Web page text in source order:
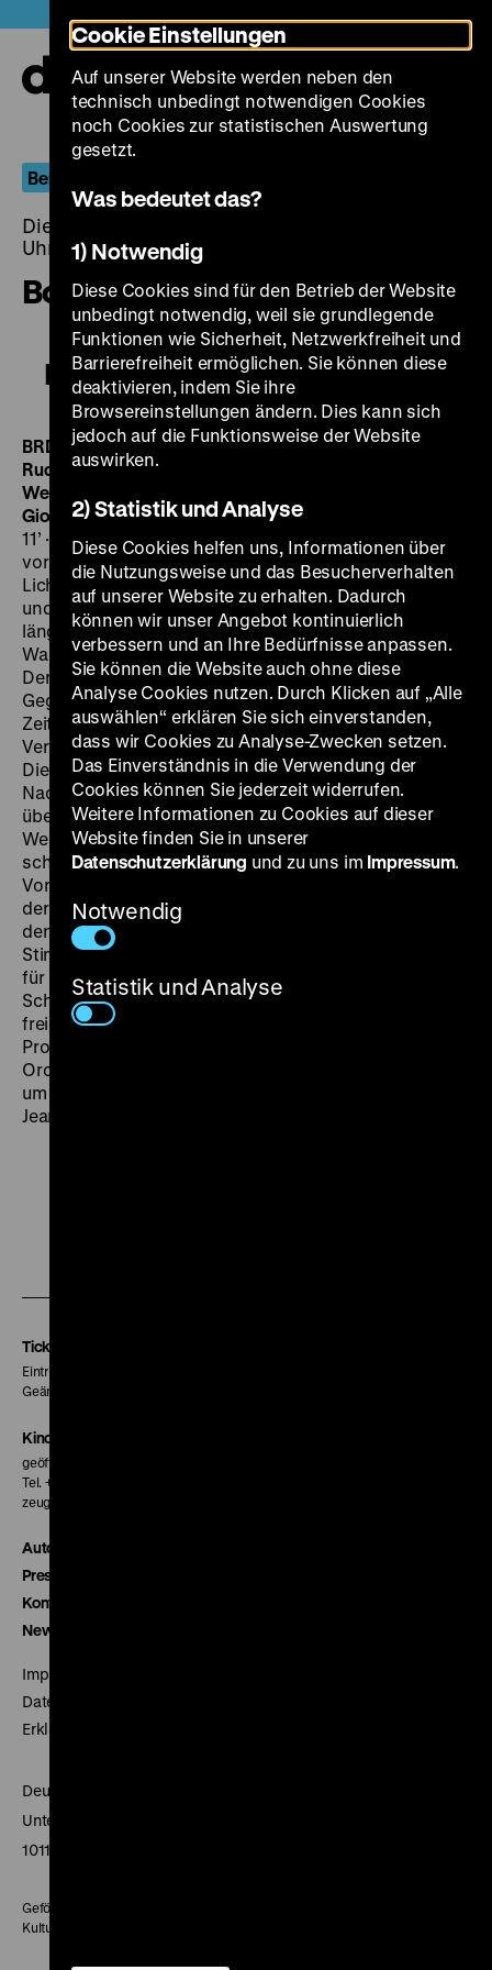
zum
Seiteninhalt
springen
Berlin.Dokument
Dienstag, 02. September 2014, 20.00 - 00.00
Uhr
Botschafter der Musik
Botschafter der Musik
BRD 1951, R: Hermann Stöss, K: Edgar Ziesemer, Ton:
Rudolf Schmölling, 77’ · 35 mm
Weltkonzert I. Ouvertüre zu der Oper „Wilhelm Tell“ von
Gioachino RossiniD 1932, R: Eberhard Frowein, 298 m,
11’ ·
35 mm
Die Geschichte der Berliner Philharmoniker
vor dem Hintergrund des Kalten Krieges. Abstrakte
Lichtspiele, Mehrfachbelichtungen, Naturaufnahmen
und tänzerische Interpretationen ergänzen die zum Teil
längeren Aufnahmen des Orchesters unter Bruno
Walter, Sergiu Celibidache und Wilhelm Furtwängler.
Der Film deutet ihre Musik zivilisationskritisch als
Gegenpol zur „Lärmhölle des übermechanisierten
Zeitalters“ und die gefeierten Auslandstourneen als
Verwirklichung einer „europäischen Gemeinschaft“.
Die Radioübertragungen der ausverkauften
Nachkriegskonzerte im Steglitzer Titania-Palast
überhöht er als Gleichnis für den Wiederaufbau
Westberlins: „Und während im Berliner Titania-Palast
schon bei den ersten Klängen des Meistersinger-
Vorspiels das im jahrelangen Grauen versteinte Herz
der Befreiten sich allmählich löst, dringt die Musik über
den Sender hinaus in die Welt. Das Orchester wird zur
Stimme seiner Stadt und ihrer Menschen. Und sichtbar
für die ganze Welt schält sich aus einer Kruste von
Schutt und Asche das unversehrte Menschenbild der
freien Stadt Berlin.“ – Im Vorprogramm dirigiert
Professor Dr. Max v. Schillings das Berliner Sinfonie-
Orchester in einer Aufnahme von 1932. (jg) DI 02.09.
um 20 Uhr + DO 04.09. um 20 Uhr · Einführung:
Jeanpaul Goergen
Tickets
Eintritt 5 €
Geänderte Preise sind im Programm vermerkt.
Kinokasse
geöffnet 30 Minuten vor Beginn der ersten Vorstellung
Tel. + 49 30 20304-770
zeughauskino@dhm.de
Autor*innen
Presse
Kontakt
Newsletter
Impressum
Datenschutz
Erklärung digitale Barrierefreiheit
Deutsches Historisches Museum
Unter den Linden 2
10117 Berlin
Gefördert mit Mitteln des Beauftragten der Bundesregierung für
Kultur und Medien
Cookie Einstellungen
Auf unserer Website werden neben den
technisch unbedingt notwendigen Cookies
noch Cookies zur statistischen Auswertung
gesetzt.
Was bedeutet das?
1) Notwendig
Diese Cookies sind für den Betrieb der Website
unbedingt notwendig, weil sie grundlegende
Funktionen wie Sicherheit, Netzwerkfreiheit und
Barrierefreiheit ermöglichen. Sie können diese
deaktivieren, indem Sie ihre
Browsereinstellungen ändern. Dies kann sich
jedoch auf die Funktionsweise der Website
auswirken.
2) Statistik und Analyse
Diese Cookies helfen uns, Informationen über
die Nutzungsweise und das Besucherverhalten
auf unserer Website zu erhalten. Dadurch
können wir unser Angebot kontinuierlich
verbessern und an Ihre Bedürfnisse anpassen.
Sie können die Website auch ohne diese
Analyse Cookies nutzen. Durch Klicken auf „Alle
auswählen“ erklären Sie sich einverstanden,
dass wir Cookies zu Analyse-Zwecken setzen.
Das Einverständnis in die Verwendung der
Cookies können Sie jederzeit widerrufen.
Weitere Informationen zu Cookies auf dieser
Website finden Sie in unserer
Datenschutzerklärung und zu uns im Impressum.
Notwendig
Statistik und Analyse